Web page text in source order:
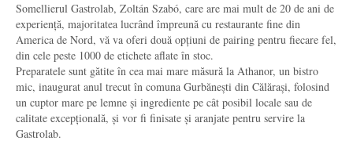
Somellierul Gastrolab, Zoltán Szabó, care are mai mult de 20 de ani de
experiență, majoritatea lucrând împreună cu restaurante fine din
America de Nord, vă va oferi două opțiuni de pairing pentru fiecare fel,
din cele peste 1000 de etichete aflate în stoc.
Preparatele sunt gătite în cea mai mare măsură la Athanor, un bistro
mic, inaugurat anul trecut în comuna Gurbănești din Călărași, folosind
un cuptor mare pe lemne și ingrediente pe cât posibil locale sau de
calitate excepțională, și vor fi finisate și aranjate pentru servire la
Gastrolab.